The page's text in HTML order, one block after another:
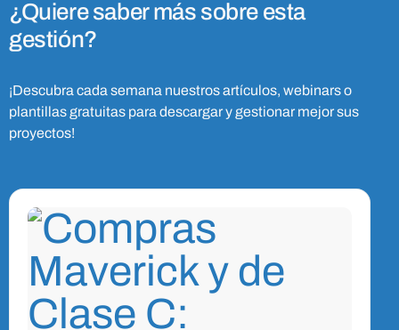
¿Quiere saber más sobre esta
gestión?
¡Descubra cada semana nuestros artículos, webinars o
plantillas gratuitas para descargar y gestionar mejor sus
proyectos!